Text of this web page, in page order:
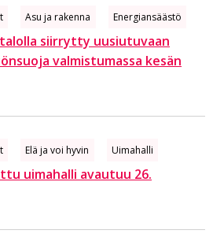
Asu ja rakenna Energiansäästö
siirrytty uusiutuvaan
valmistumassa kesän
Elä ja voi hyvin Uimahalli
uimahalli avautuu 26.